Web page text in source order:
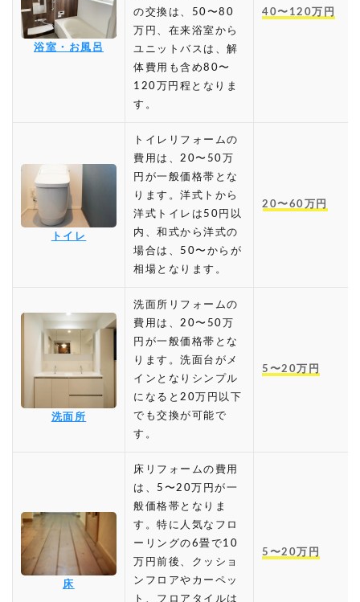
浴室・お風呂
の交換は、50〜80
万円、在来浴室から
ユニットバスは、解
体費用も含め80〜
120万円程となりま
す。
40〜120万円
トイレ
トイレリフォームの
費用は、20〜50万
円が一般価格帯とな
ります。洋式トから
洋式トイレは50円以
内、和式から洋式の
場合は、50〜からが
相場となります。
20〜60万円
洗面所
洗面所リフォームの
費用は、20〜50万
円が一般価格帯とな
ります。洗面台がメ
インとなりシンプル
になると20万円以下
でも交換が可能で
す。
5〜20万円
床
床リフォームの費用
は、5〜20万円が一
般価格帯となりま
す。特に人気なフロ
ーリングの6畳で10
万円前後、クッショ
ンフロアやカーペッ
ト、フロアタイルは
5〜20万円